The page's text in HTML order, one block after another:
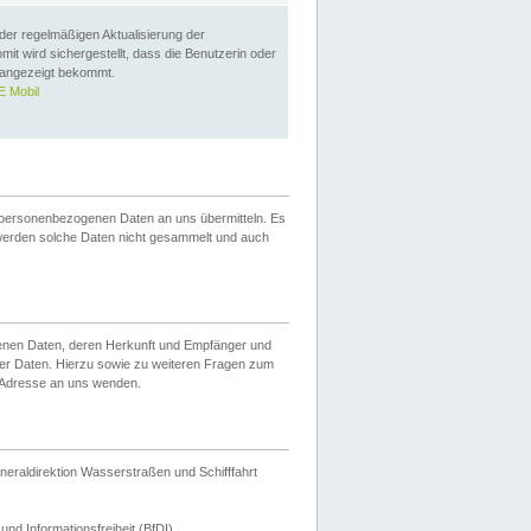
regelmäßigen Aktualisierung der
wird sichergestellt, dass die Benutzerin oder
bekommt.
Mobil
Daten an uns übermitteln. Es
solche Daten nicht gesammelt und auch
Daten, deren Herkunft und Empfänger und
Daten. Hierzu sowie zu weiteren Fragen zum
an uns wenden.
Wasserstraßen und Schifffahrt